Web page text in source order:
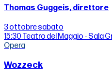
Thomas Guggeis, direttore
3 ottobresabato
15:30 Teatro del Maggio - Sala
Opera
Wozzeck